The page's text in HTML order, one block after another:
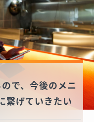
で、今後のメニ
繋げていきたい